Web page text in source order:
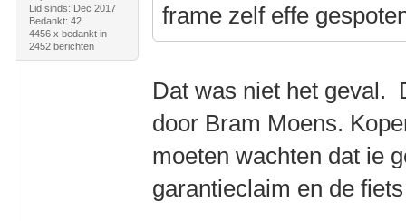
Lid sinds: Dec 2017
Bedankt: 42
4456 x bedankt in
2452 berichten
frame zelf effe
Dat was niet het geval.
door Bram Moens.
moeten wachten dat ie
garantieclaim en de